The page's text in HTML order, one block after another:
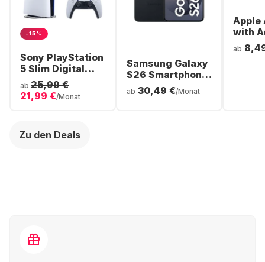
-15%
Sony PlayStation
5 Slim Digital
Console
ab 25,99 €
21,99 €/Monat
Samsung Galaxy
S26 Smartphone
- 256GB - Dual
SIM
ab 30,49 €/Monat
Apple
with
Noise
ab
Zu den Deals